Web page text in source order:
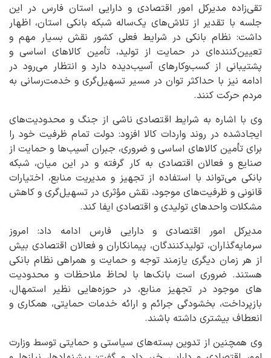
تقی‌زاده مدیرکل امور اقتصادی و دارایی استان فارس در این
جلسه با تقدیر از تلاش‌های یک‌ساله شبکه بانکی استان، اظهار
داشت: نظام بانکی در شرایط فعلی کشور نقش بسیار مهم و
تعیین‌کننده‌ای در حمایت از تولید، تأمین کالاهای اساسی و
پشتیبانی از کسب‌وکارهای آسیب‌دیده دارد و انتظار می‌رود در
ادامه نیز با حداکثر توان در مسیر تسهیل‌گری و خدمت‌رسانی به
مردم حرکت کنند.
وی با اشاره به شرایط اقتصادی ناشی از جنگ و محدودیت‌های
ایجادشده در روند واردات کالا افزود: دولت تمام ظرفیت خود را
برای تأمین کالاهای اساسی و ضروری، جبران آسیب‌ها و حمایت از
صنایع و فعالان اقتصادی به کار گرفته و در این میان، شبکه
بانکی می‌تواند با استفاده از تجهیز و مدیریت منابع، اختیارات
قانونی و ظرفیت‌های موجود، نقش مؤثری در تسهیل‌گری و کاهش
مشکلات واحدهای تولیدی و اقتصادی ایفا کند.
مدیرکل امور اقتصادی و دارایی فارس ادامه داد: امروز
سرمایه‌گذاران، تولیدکنندگان، پیمانکاران و فعالان اقتصادی بیش
از هر زمان دیگری یازمند توجه و حمایت و همراهی نظام بانکی
هستند. ضروری است بانک‌ها با لحاظ ملاحظات و محدودیت
های موجود در تجهیز منابع، در حوزه‌هایی نظیر استمهال،
بازپرداخت، بخشودگی جرائم و ارائه خدمات حمایتی، همکاری و
انعطاف بیشتری داشته باشند.
وی همچنین از تدوین بسته‌های سیاستی و حمایتی توسط وزارت